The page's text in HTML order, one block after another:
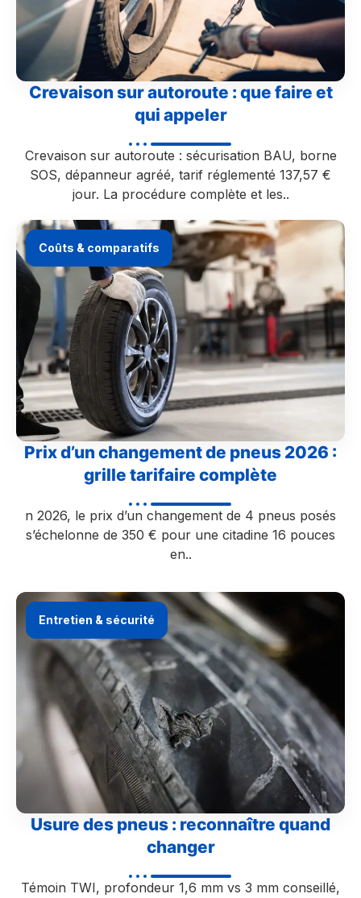
Crevaison sur autoroute : que faire et
qui appeler
Crevaison sur autoroute : sécurisation BAU, borne
SOS, dépanneur agréé, tarif réglementé 137,57 €
jour. La procédure complète et les..
Coûts & comparatifs
Prix d’un changement de pneus 2026 :
grille tarifaire complète
n 2026, le prix d’un changement de 4 pneus posés
s’échelonne de 350 € pour une citadine 16 pouces
en..
Entretien & sécurité
Usure des pneus : reconnaître quand
changer
Témoin TWI, profondeur 1,6 mm vs 3 mm conseillé,